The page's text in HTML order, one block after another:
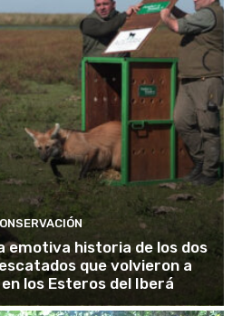
emotiva historia de los dos
que volvieron a
los Esteros del Iberá